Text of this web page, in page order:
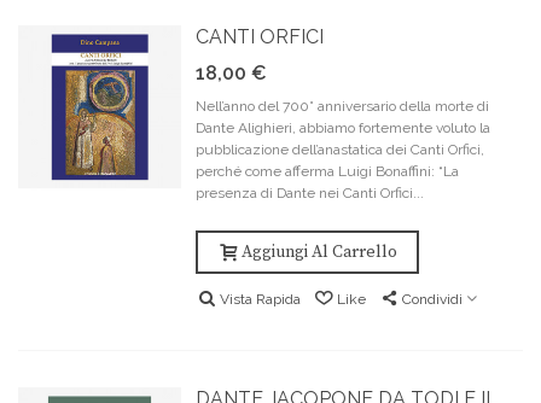
CANTI ORFICI
18,00 €
Nell’anno del 700° anniversario della morte di
Dante Alighieri, abbiamo fortemente voluto la
pubblicazione dell’anastatica dei Canti Orfici,
perché come afferma Luigi Bonaffini: “La
presenza di Dante nei Canti Orfici...
Aggiungi Al Carrello
Vista Rapida Like Condividi